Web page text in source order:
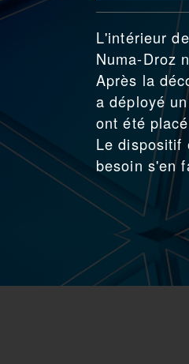
L'intérieur
Numa-Droz
Après la
a déployé
ont été
Le dispositif
besoin s'en